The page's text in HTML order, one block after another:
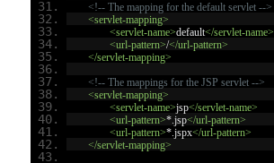
<!-- The mapping for the default servlet -->
<servlet-mapping>
<servlet-name>default</servlet-name>
<url-pattern>/</url-pattern>
</servlet-mapping>
<!-- The mappings for the JSP servlet -->
<servlet-mapping>
<servlet-name>jsp</servlet-name>
<url-pattern>*.jsp</url-pattern>
<url-pattern>*.jspx</url-pattern>
</servlet-mapping>